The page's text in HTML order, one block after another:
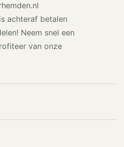
achteraf betalen
Neem snel een
van onze